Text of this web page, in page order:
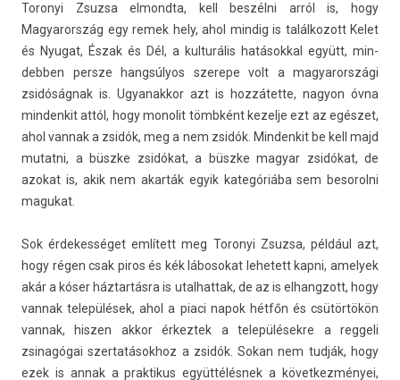
Toronyi Zsuz­sa el­mondta, kell beszélni arról is, hogy
Magyarország egy remek hely, ahol min­dig is talál­kozott Kelet
és Nyugat, Észak és Dél, a kul­turális hatásokk­al együtt, min­
debb­en per­sze hangsúlyos szerepe volt a magyarországi
zsidóságnak is. Ugyanak­kor azt is hozzátette, nagyon óvna
min­denkit attól, hogy mono­lit tömbként kezel­je ezt az egészet,
ahol van­nak a zsidók, meg a nem zsidók. Min­denkit be kell majd
mutat­ni, a büszke zsidókat, a büszke magyar zsidókat, de
azokat is, akik nem akarták egyik kategóriába sem be­sorol­ni
magukat.
Sok érdekes­séget említett meg Toronyi Zsuz­sa, például azt,
hogy régen csak piros és kék lábosokat lehetett kapni, amelyek
akár a kóser háztartásra is utal­hattak, de az is el­hangzott, hogy
van­nak települések, ahol a piaci napok hétfőn és csütörtökön
van­nak, hisz­en akkor érkez­tek a településekre a re­ggeli
zsinagógai szer­tatások­hoz a zsidók. Sokan nem tudják, hogy
ezek is annak a prak­tikus együttélésnek a követ­kezményei,